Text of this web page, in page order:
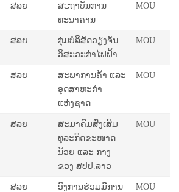
ສລຍ
ສະຖາບັນການ
ທະນາຄານ
MOU
ສລຍ
ກຸ່ມບໍລິສັດວຽງຈັນ
ວິສະວະກຳໄຟຟ້າ
MOU
ສລຍ
ສະພາການຄ້າ ແລະ
ອຸດສາຫະກຳ
ແຫ່ງຊາດ
MOU
ສລຍ
ສະມາຄົມສົ່ງເສີມ
ທຸລະກິດຂະໜາດ
ນ້ອຍ ແລະ ກາງ
ຂອງ ສປປ.ລາວ
MOU
ສລຍ
ອົງການຮ່ວມມືການ
MOU